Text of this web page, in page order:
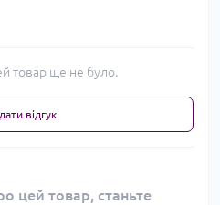
товар ще не було.
відгук
цей товар, станьте